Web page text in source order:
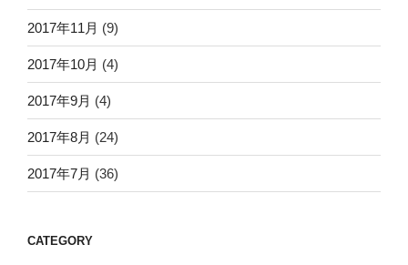
2017年11月 (9)
2017年10月 (4)
2017年9月 (4)
2017年8月 (24)
2017年7月 (36)
CATEGORY